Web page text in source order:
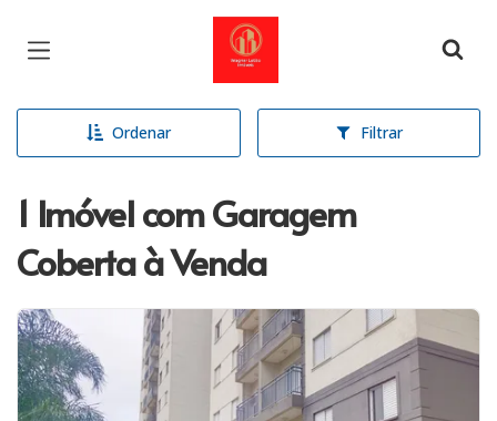
Página inicial
Ordenar Filtrar
1 Imóvel com Garagem
Coberta à Venda